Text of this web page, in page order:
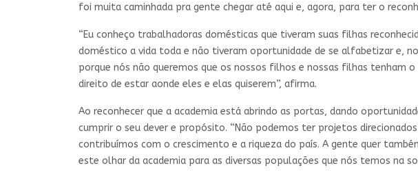
foi muita caminhada pra gente chegar até aqui e, agora, para ter o
“Eu conheço trabalhadoras domésticas que tiveram suas filhas
doméstico a vida toda e não tiveram oportunidade de se alfabetizar e,
porque nós não queremos que os nossos filhos e nossas filhas
direito de estar aonde eles e elas quiserem”, afirma.
Ao reconhecer que a academia está abrindo as portas, dando
cumprir o seu dever e propósito. “Não podemos ter projetos
contribuímos com o crescimento e a riqueza do país. A gente quer
este olhar da academia para as diversas populações que nós temos na